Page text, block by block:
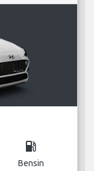
local_gas_station
Bensin